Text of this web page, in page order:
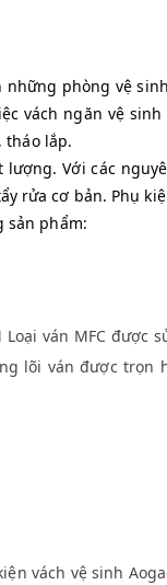
phòng vệ
vách ngăn vệ
tháo lắp.
Với các
rửa cơ bản. Phụ
sản phẩm:
Loại ván MFC
lõi ván được trọn
kiện vách vệ sinh